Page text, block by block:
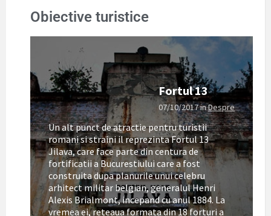
Obiective turistice
Fortul 13
07/10/2017inDespre
Un alt punct de atractie pentru turistii
romani si straini il reprezinta Fortul 13
Jilava, care face parte din centura de
fortificatii a Bucurestiului care a fost
construita dupa planurile unui celebru
arhitect militar belgian, generalul Henri
Alexis Brialmont, incepand cu anul 1884. La
vremea ei, reteaua formata din 18 forturi a